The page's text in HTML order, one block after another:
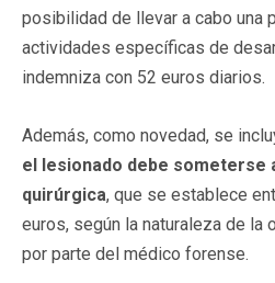
posibilidad de llevar a cabo una
actividades específicas de
indemniza con 52 euros diarios.
Además, como novedad, se
el lesionado debe someterse
quirúrgica, que se establece
euros, según la naturaleza de la
por parte del médico forense.